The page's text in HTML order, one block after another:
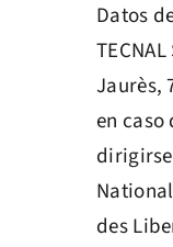
Datos
Jaurès,
en
des